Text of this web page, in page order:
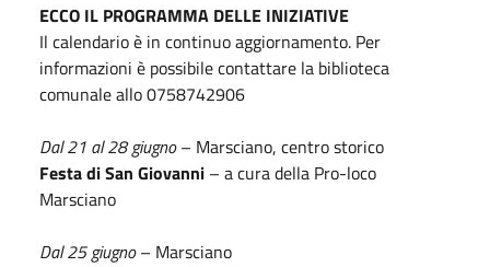
ECCO IL PROGRAMMA DELLE INIZIATIVE
Il calendario è in continuo aggiornamento. Per
informazioni è possibile contattare la biblioteca
comunale allo 0758742906
Dal 21 al 28 giugno– Marsciano, centro storico
Festa di San Giovanni – a cura della Pro-loco
Marsciano
Dal 25 giugno– Marsciano